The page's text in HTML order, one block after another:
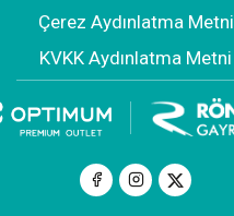
Çerez Aydınlatma Metni
KVKK Aydınlatma Metni